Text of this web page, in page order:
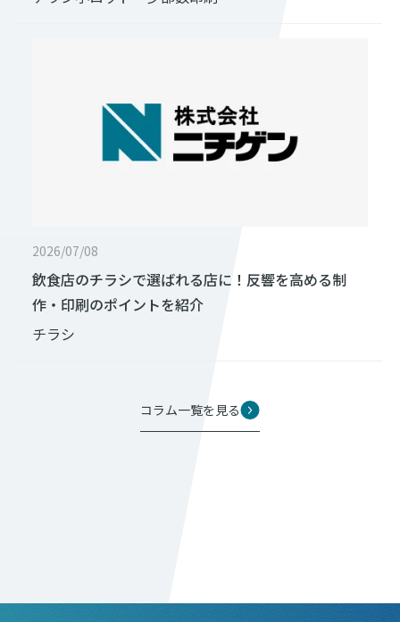
2026/07/08
飲食店のチラシで選ばれる店に！反響を高める制
作・印刷のポイントを紹介
チラシ
コラム一覧を見る